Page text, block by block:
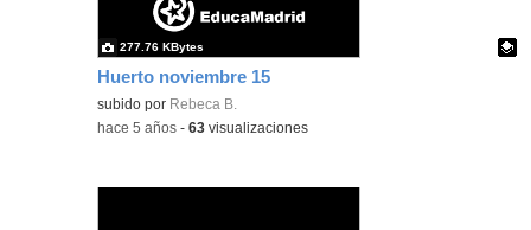
Huerto noviembre 15
Contenido educativo.
subido por Rebeca B.
277.76 KBytes
-hace 5 años -63 visualizaciones